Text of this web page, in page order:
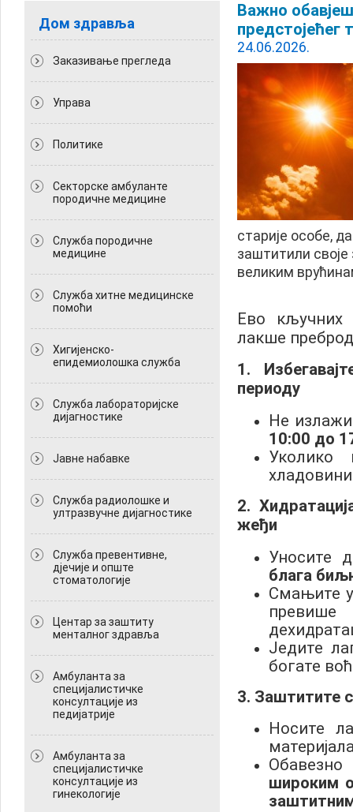
Дом здравља
Заказивање прегледа
Управа
Политикe
Секторске амбуланте
породичне медицине
Служба породичне
медицине
Служба хитне медицинске
помоћи
Хигијенско-
епидемиолошка служба
Служба лабораторијске
дијагностике
Јавне набавке
Служба радиолошке и
ултразвучне дијагностике
Служба превентивне,
дјечије и опште
стоматологије
Центар за заштиту
менталног здравља
Амбуланта за
специјалистичке
консултације из
педијатрије
Амбуланта за
специјалистичке
консултације из
гинекологије
Важно
предстојећег
24.06.2026.
старије особе,
заштитили
великим
Ево кључних
лакше
1.
периоду
Не
10:00 до
Уколико
2.
жеђи
Уносите
блага
Смањите
Једите
богате
3. Заштитите
Носите
широким